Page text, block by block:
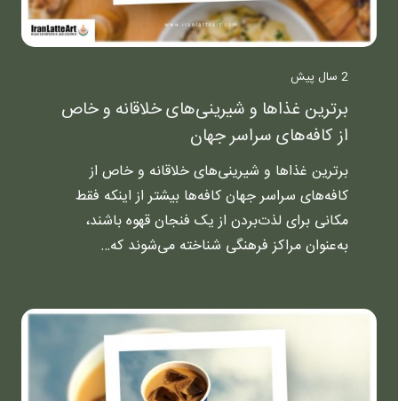
2 سال پیش
برترین غذاها و شیرینی‌های خلاقانه و خاص
از کافه‌های سراسر جهان
برترین غذاها و شیرینی‌های خلاقانه و خاص از
کافه‌های سراسر جهان کافه‌ها بیشتر از اینکه فقط
مکانی برای لذت‌بردن از یک فنجان قهوه باشند،
به‌عنوان مراکز فرهنگی شناخته می‌شوند که…